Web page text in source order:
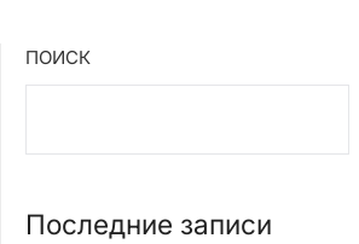
ПОИСК
Последние записи